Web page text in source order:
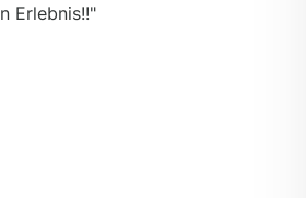
Erlebnis!!"